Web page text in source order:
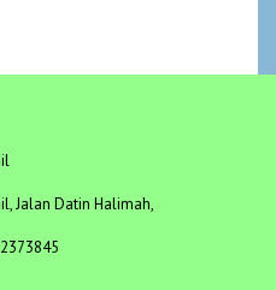
Jalan Datin Halimah,